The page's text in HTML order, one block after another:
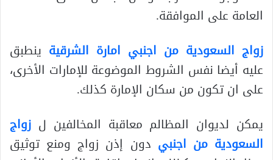
العامة على الموافقة.
زواج السعودية من اجنبي امارة الشرقية ينطبق
عليه أيضا نفس الشروط الموضوعة للإمارات الأخرى،
على ان تكون من سكان الإمارة كذلك.
يمكن لديوان المظالم معاقبة المخالفين ل زواج
السعودية من اجنبي دون إذن زواج ومنع توثيق